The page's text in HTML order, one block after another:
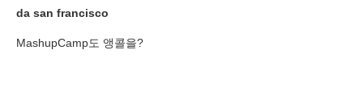
da san francisco
MashupCamp도 앵콜을?